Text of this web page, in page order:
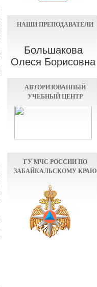
НАШИ ПРЕПОДАВАТЕЛИ
Большакова
Олеся Борисовна
АВТОРИЗОВАННЫЙ
УЧЕБНЫЙ ЦЕНТР
ГУ МЧС РОССИИ ПО
ЗАБАЙКАЛЬСКОМУ КРАЮ